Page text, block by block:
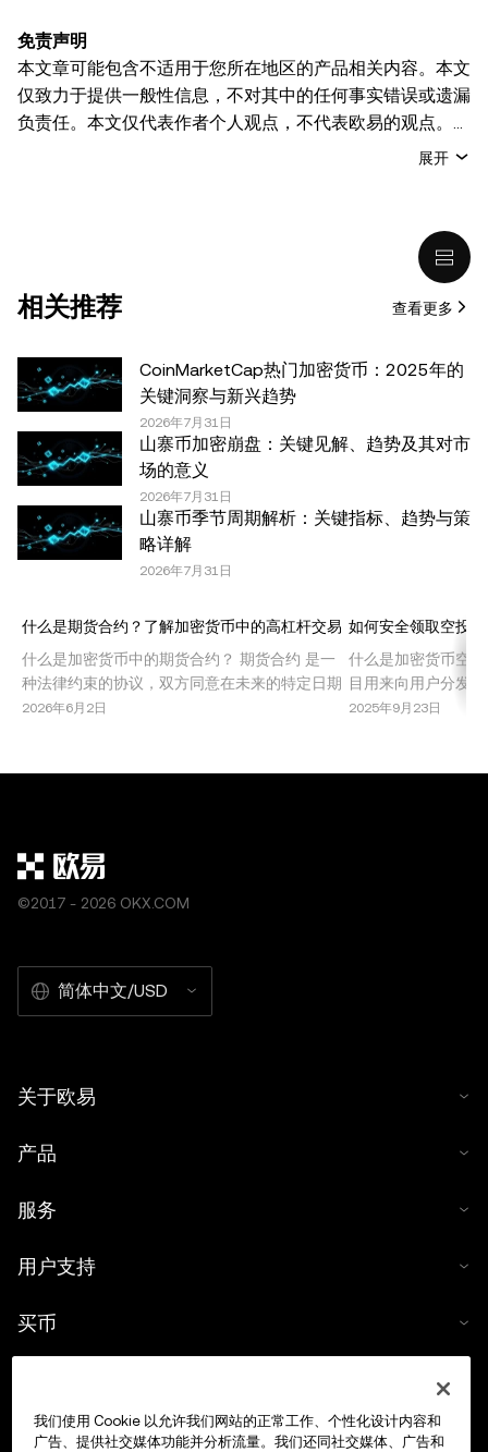
免责声明
本文章可能包含不适用于您所在地区的产品相关内容。本文
仅致力于提供一般性信息，不对其中的任何事实错误或遗漏
负责任。本文仅代表作者个人观点，不代表欧易的观点。
本文无意提供以下任何建议，包括但不限于：(i) 投资建议
(包括稳定币) 涉及高风险，可能会大幅波动，甚至变得毫无
价值。您应根据自己的财务状况仔细考虑交易或持有数字资
产是否适合您。有关您具体情况的问题，请咨询您的法律/
税务/投资专业人士。本文中出现的信息 (包括市场数据和统
数据和图表时已采取了所有合理的谨慎措施，但对于此处表
达的任何事实错误或遗漏，我们不承担任何责任。 © 2025
OKX。本文可以全文复制或分发，也可以使用本文 100 字
或更少的摘录，前提是此类使用是非商业性的。整篇文章的
任何复制或分发亦必须突出说明：“本文版权所有 © 2025
OKX，经许可使用。”允许的摘录必须引用文章名称并包含
出处，例如“文章名称，[作者姓名 (如适用)]，© 2025
OKX”。部分内容可能由人工智能（AI）工具生成或辅助生
展开
相关推荐 查看更多
CoinMarketCap热门加密货币：2025年的
关键洞察与新兴趋势
2026年7月31日
山寨币加密崩盘：关键见解、趋势及其对市
场的意义
2026年7月31日
山寨币季节周期解析：关键指标、趋势与策
略详解
2026年7月31日
什么是期货合约？了解加密货币中的高杠杆交易
什么是加密货币中的期货合约？ 期货合约 是一
种法律约束的协议，双方同意在未来的特定日期
以预定价格买入或卖出某种资产。在加密货币市
格波动。这种交易机制因其高回报潜力，尤其是
2026年6月2日
如何安全领取空投
什么是加密货币空
目用来向用户分发
些活动旨在推广新
同时也伴随着风险
2025年9月23日
©2017 - 2026 OKX.COM
简体中文/USD
关于欧易
产品
服务
用户支持
买币
交易
我们使用 Cookie 以允许我们网站的正常工作、个性化设计内容和
广告、提供社交媒体功能并分析流量。我们还同社交媒体、广告和